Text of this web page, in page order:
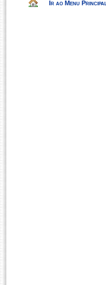
Ir ao Menu Principal